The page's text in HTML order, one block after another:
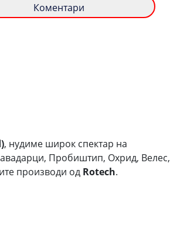
Коментари
, нудиме широк спектар на
Пробиштип, Охрид, Велес,
производи од Rotech.